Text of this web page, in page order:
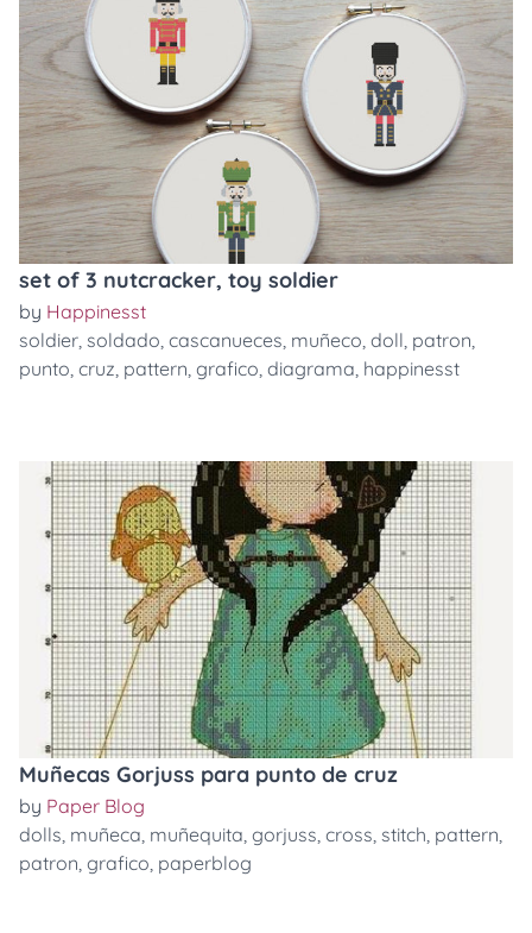
set of 3 nutcracker, toy soldier
by Happinesst
soldier, soldado, cascanueces, muñeco, doll, patron,
punto, cruz, pattern, grafico, diagrama, happinesst
Muñecas Gorjuss para punto de cruz
by Paper Blog
dolls, muñeca, muñequita, gorjuss, cross, stitch, pattern,
patron, grafico, paperblog